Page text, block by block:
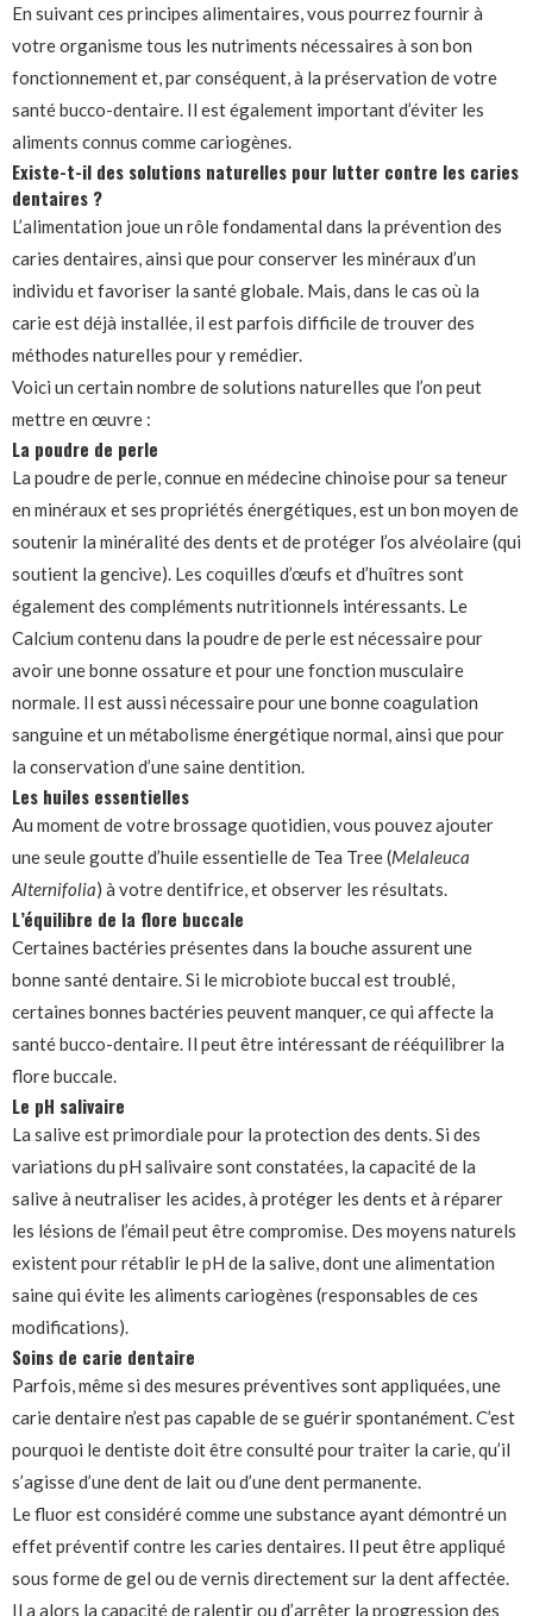
En suivant ces principes alimentaires, vous pourrez fournir à
votre organisme tous les nutriments nécessaires à son bon
fonctionnement et, par conséquent, à la préservation de votre
santé bucco-dentaire. Il est également important d’éviter les
aliments connus comme cariogènes.
Existe-t-il des solutions naturelles pour lutter contre les caries
dentaires ?
L’alimentation joue un rôle fondamental dans la prévention des
caries dentaires, ainsi que pour conserver les minéraux d’un
individu et favoriser la santé globale. Mais, dans le cas où la
carie est déjà installée, il est parfois difficile de trouver des
méthodes naturelles pour y remédier.
Voici un certain nombre de solutions naturelles que l’on peut
mettre en œuvre :
La poudre de perle
La poudre de perle, connue en médecine chinoise pour sa teneur
en minéraux et ses propriétés énergétiques, est un bon moyen de
soutenir la minéralité des dents et de protéger l’os alvéolaire (qui
soutient la gencive). Les coquilles d’œufs et d’huîtres sont
également des compléments nutritionnels intéressants. Le
Calcium contenu dans la poudre de perle est nécessaire pour
avoir une bonne ossature et pour une fonction musculaire
normale. Il est aussi nécessaire pour une bonne coagulation
sanguine et un métabolisme énergétique normal, ainsi que pour
la conservation d’une saine dentition.
Les huiles essentielles
Au moment de votre brossage quotidien, vous pouvez ajouter
une seule goutte d’huile essentielle de Tea Tree (Melaleuca
Alternifolia) à votre dentifrice, et observer les résultats.
L’équilibre de la flore buccale
Certaines bactéries présentes dans la bouche assurent une
bonne santé dentaire. Si le microbiote buccal est troublé,
certaines bonnes bactéries peuvent manquer, ce qui affecte la
santé bucco-dentaire. Il peut être intéressant de rééquilibrer la
flore buccale.
Le pH salivaire
La salive est primordiale pour la protection des dents. Si des
variations du pH salivaire sont constatées, la capacité de la
salive à neutraliser les acides, à protéger les dents et à réparer
les lésions de l’émail peut être compromise. Des moyens naturels
existent pour rétablir le pH de la salive, dont une alimentation
saine qui évite les aliments cariogènes (responsables de ces
modifications).
Soins de carie dentaire
Parfois, même si des mesures préventives sont appliquées, une
carie dentaire n’est pas capable de se guérir spontanément. C’est
pourquoi le dentiste doit être consulté pour traiter la carie, qu’il
s’agisse d’une dent de lait ou d’une dent permanente.
Le fluor est considéré comme une substance ayant démontré un
effet préventif contre les caries dentaires. Il peut être appliqué
sous forme de gel ou de vernis directement sur la dent affectée.
Il a alors la capacité de ralentir ou d’arrêter la progression des